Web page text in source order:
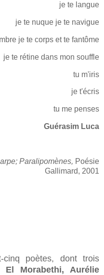
je te langue
je te nuque je te navigue
je te corps et te fantôme
je te rétine dans mon souffle
tu m'iris
je t'écris
tu me penses
Guérasim Luca
Paralipomènes, Poésie
Gallimard, 2001
poètes, dont trois
El Morabethi, Aurélie